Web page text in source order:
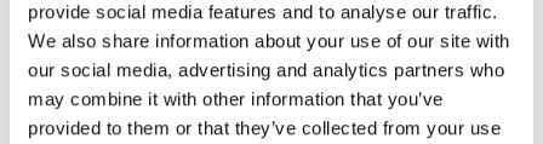
provide social media features and to analyse our traffic.
We also share information about your use of our site with
our social media, advertising and analytics partners who
may combine it with other information that you’ve
provided to them or that they’ve collected from your use
Lire aussi